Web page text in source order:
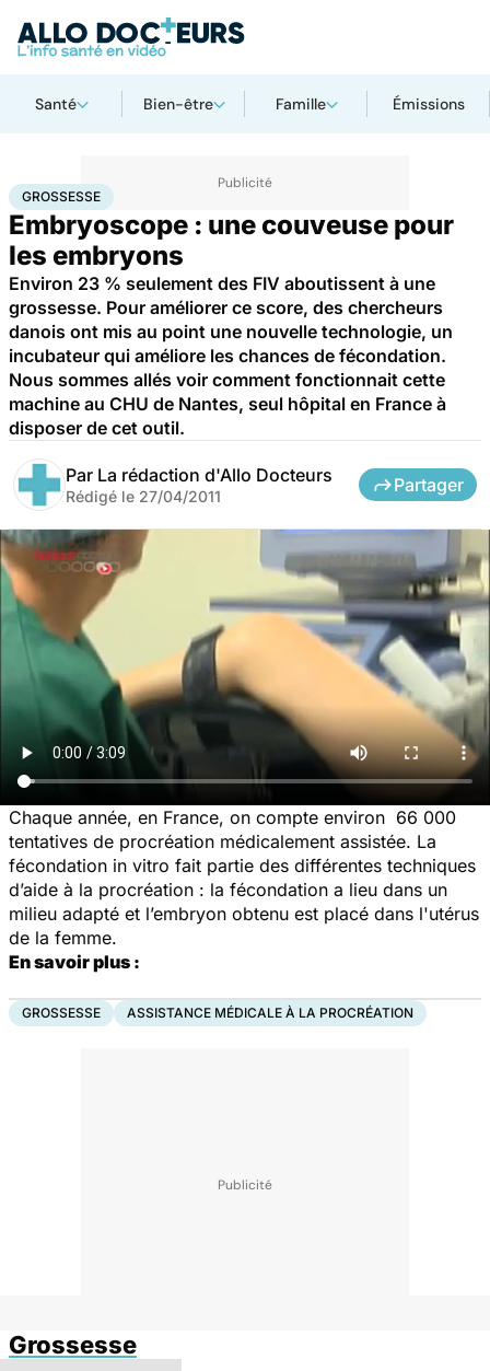
Santé Bien-être Famille Émissions
AccueilFamille Procréation Grossesse
GROSSESSE
Embryoscope : une couveuse pour
les embryons
Environ 23 % seulement des FIV aboutissent à une
grossesse. Pour améliorer ce score, des chercheurs
danois ont mis au point une nouvelle technologie, un
incubateur qui améliore les chances de fécondation.
Nous sommes allés voir comment fonctionnait cette
machine au CHU de Nantes, seul hôpital en France à
disposer de cet outil.
Par La rédaction d'Allo Docteurs
Rédigé le 27/04/2011
Partager
Chaque année, en France, on compte environ 66 000
tentatives de procréation médicalement assistée. La
fécondation in vitro fait partie des différentes techniques
d’aide à la procréation : la fécondation a lieu dans un
milieu adapté et l’embryon obtenu est placé dans l'utérus
de la femme.
En savoir plus :
GROSSESSE ASSISTANCE MÉDICALE À LA PROCRÉATION
Grossesse